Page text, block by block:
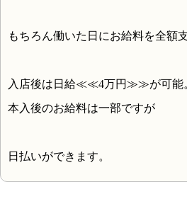
もちろん働いた日にお給料を全額
入店後は日給≪≪4万円≫≫が可能
本入後のお給料は一部ですが
日払いができます。